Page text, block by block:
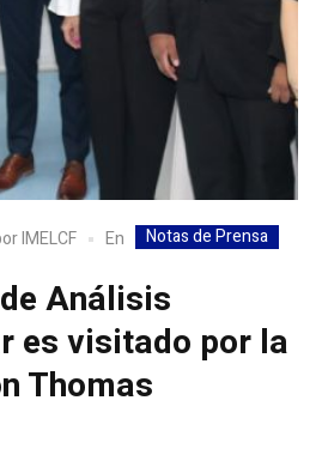
IMELCF En Notas de Prensa
Análisis
es visitado por la
Thomas